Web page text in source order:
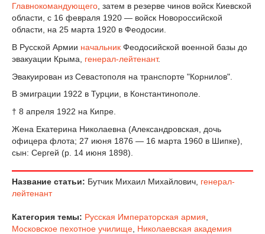
Главнокомандующего , затем в резерве чинов войск Киевской
области, с 16 февраля 1920 — войск Новороссийской
области, на 25 марта 1920 в Феодосии.
В Русской Армии начальник Феодосийской военной базы до
эвакуации Крыма, генерал-лейтенант.
Эвакуирован из Севастополя на транспорте "Корнилов".
В эмиграции 1922 в Турции, в Константинополе.
† 8 апреля 1922 на Кипре.
Жена Екатерина Николаевна (Александровская, дочь
офицера флота; 27 июня 1876 — 16 марта 1960 в Шипке),
сын: Сергей (р. 14 июня 1898).
Название статьи: Бутчик Михаил Михайлович, генерал-
лейтенант
Категория темы: Русская Императорская армия
Московское пехотное училище Николаевская академия